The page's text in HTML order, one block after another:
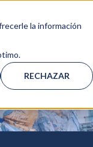
la información
RECHAZAR